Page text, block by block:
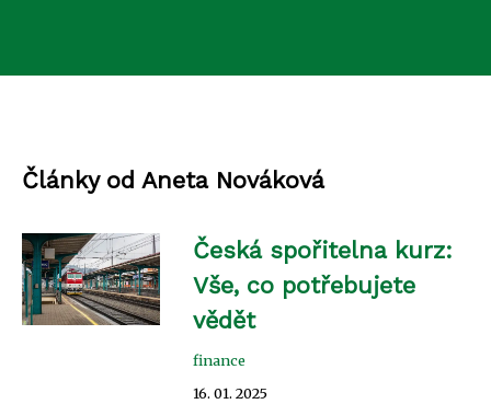
Články od Aneta Nováková
Česká spořitelna kurz:
Vše, co potřebujete
vědět
finance
16. 01. 2025